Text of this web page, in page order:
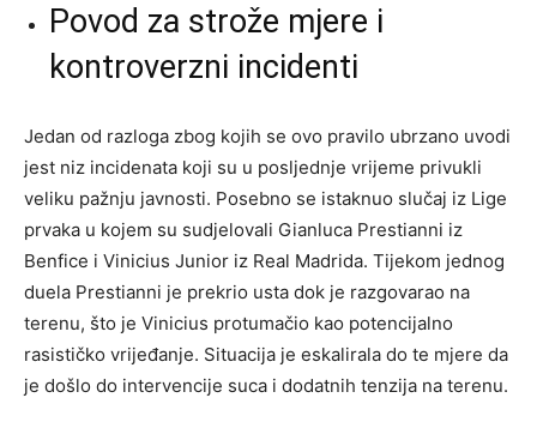
Povod za strože mjere i
kontroverzni incidenti
Jedan od razloga zbog kojih se ovo pravilo ubrzano uvodi
jest niz incidenata koji su u posljednje vrijeme privukli
veliku pažnju javnosti. Posebno se istaknuo slučaj iz Lige
prvaka u kojem su sudjelovali Gianluca Prestianni iz
Benfice i Vinicius Junior iz Real Madrida. Tijekom jednog
duela Prestianni je prekrio usta dok je razgovarao na
terenu, što je Vinicius protumačio kao potencijalno
rasističko vrijeđanje. Situacija je eskalirala do te mjere da
je došlo do intervencije suca i dodatnih tenzija na terenu.